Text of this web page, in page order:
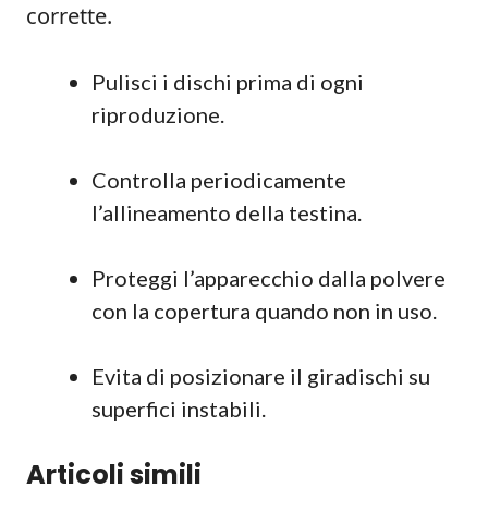
corrette.
Pulisci i dischi prima di ogni
riproduzione.
Controlla periodicamente
l’allineamento della testina.
Proteggi l’apparecchio dalla polvere
con la copertura quando non in uso.
Evita di posizionare il giradischi su
superfici instabili.
Articoli simili